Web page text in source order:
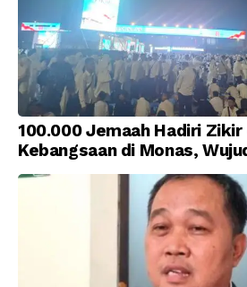
100.000 Jemaah Hadiri Zikir
Kebangsaan di Monas,
Kemerdekaan Indonesia